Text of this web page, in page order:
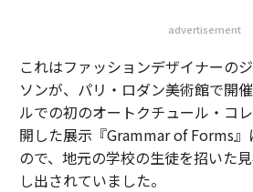
advertisement
これはファッションデザイナーの
ソンが、パリ・ロダン美術館で開
ルでの初のオートクチュール・コ
開した展示『Grammar of Forms
ので、地元の学校の生徒を招いた
し出されていました。